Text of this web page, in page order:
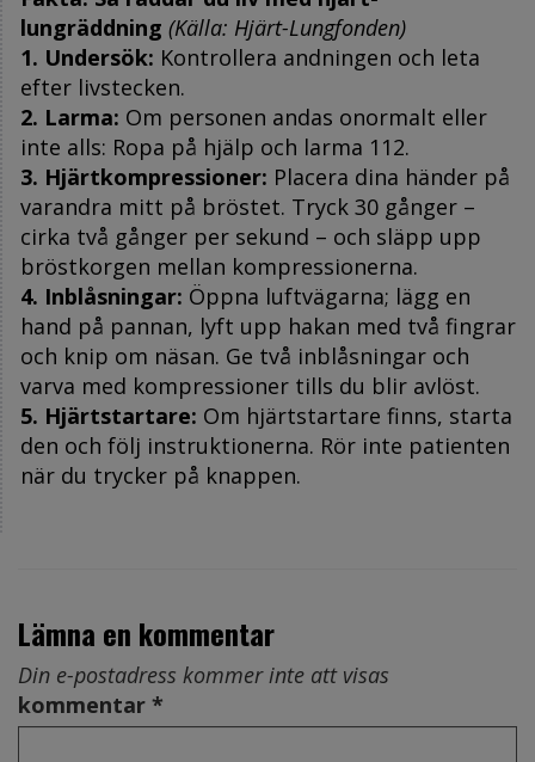
lungräddning (Källa: Hjärt-Lungfonden)
1. Undersök: Kontrollera andningen och leta
efter livstecken.
2. Larma: Om personen andas onormalt eller
inte alls: Ropa på hjälp och larma 112.
3. Hjärtkompressioner: Placera dina händer på
varandra mitt på bröstet. Tryck 30 gånger –
cirka två gånger per sekund – och släpp upp
bröstkorgen mellan kompressionerna.
4. Inblåsningar: Öppna luftvägarna; lägg en
hand på pannan, lyft upp hakan med två fingrar
och knip om näsan. Ge två inblåsningar och
varva med kompressioner tills du blir avlöst.
5. Hjärtstartare: Om hjärtstartare finns, starta
den och följ instruktionerna. Rör inte patienten
när du trycker på knappen.
Lämna en kommentar
Din e-postadress kommer inte att visas
kommentar *